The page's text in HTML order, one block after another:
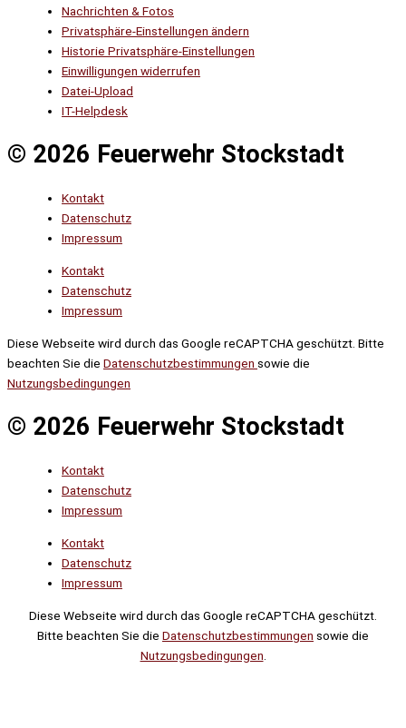
Nachrichten & Fotos
Privatsphäre-Einstellungen ändern
Historie Privatsphäre-Einstellungen
Einwilligungen widerrufen
Datei-Upload
IT-Helpdesk
© 2026 Feuerwehr Stockstadt
Kontakt
Datenschutz
Impressum
Kontakt
Datenschutz
Impressum
Diese Webseite wird durch das Google reCAPTCHA geschützt. Bitte
beachten Sie die Datenschutzbestimmungen sowie die
Nutzungsbedingungen
© 2026 Feuerwehr Stockstadt
Kontakt
Datenschutz
Impressum
Kontakt
Datenschutz
Impressum
Diese Webseite wird durch das Google reCAPTCHA geschützt.
Bitte beachten Sie die Datenschutzbestimmungen sowie die
Nutzungsbedingungen